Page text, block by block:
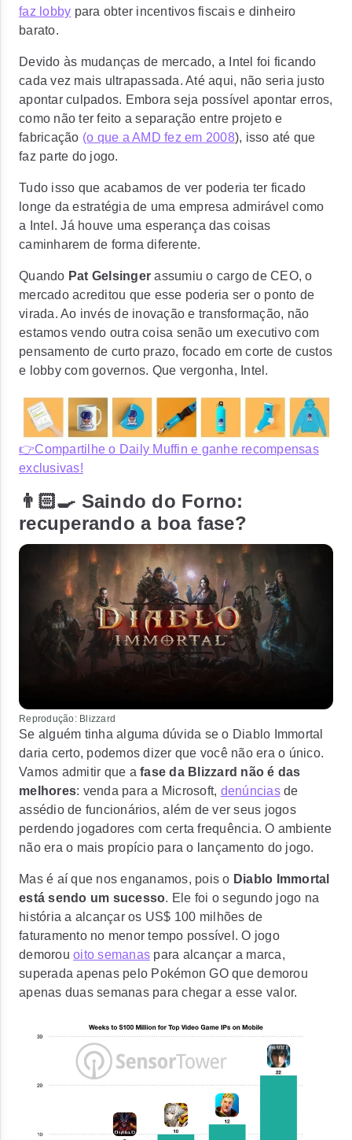
faz lobby para obter incentivos fiscais e dinheiro
barato.
Devido às mudanças de mercado, a Intel foi ficando
cada vez mais ultrapassada. Até aqui, não seria justo
apontar culpados. Embora seja possível apontar erros,
como não ter feito a separação entre projeto e
fabricação (o que a AMD fez em 2008), isso até que
faz parte do jogo.
Tudo isso que acabamos de ver poderia ter ficado
longe da estratégia de uma empresa admirável como
a Intel. Já houve uma esperança das coisas
caminharem de forma diferente.
Quando Pat Gelsinger assumiu o cargo de CEO, o
mercado acreditou que esse poderia ser o ponto de
virada. Ao invés de inovação e transformação, não
estamos vendo outra coisa senão um executivo com
pensamento de curto prazo, focado em corte de custos
e lobby com governos. Que vergonha, Intel.
👉Compartilhe o Daily Muffin e ganhe recompensas
exclusivas!
👨🏻‍🍳 Saindo do Forno:
recuperando a boa fase?
Reprodução: Blizzard
Se alguém tinha alguma dúvida se o Diablo Immortal
daria certo, podemos dizer que você não era o único.
Vamos admitir que a fase da Blizzard não é das
melhores: venda para a Microsoft, denúnciasde
assédio de funcionários, além de ver seus jogos
perdendo jogadores com certa frequência. O ambiente
não era o mais propício para o lançamento do jogo.
Mas é aí que nos enganamos, pois o Diablo Immortal
está sendo um sucesso. Ele foi osegundo jogo na
história a alcançar os US$ 100 milhões de
faturamento no menor tempo possível. O jogo
demorou oito semanas para alcançar a marca,
superada apenas pelo Pokémon GO que demorou
apenas duas semanas para chegar a esse valor.